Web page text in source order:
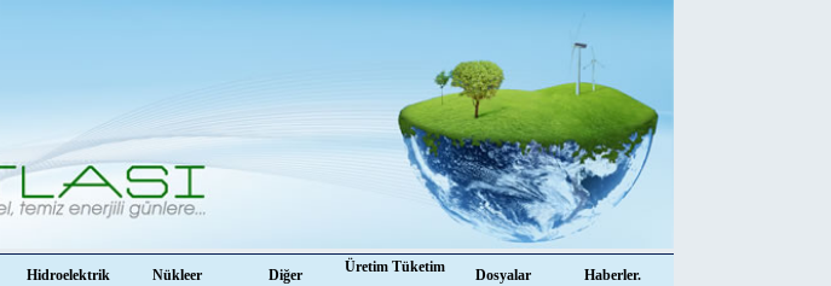
Hidroelektrik Nükleer Diğer Üretim Tüketim Dosyalar Haberler.